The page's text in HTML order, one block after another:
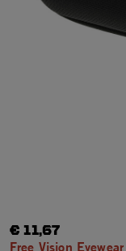
€ 11,67
Free Vision